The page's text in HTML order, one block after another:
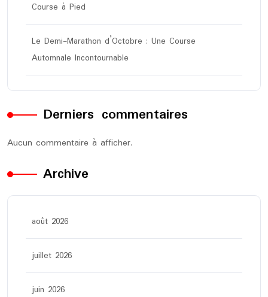
Course à Pied
Le Demi-Marathon d’Octobre : Une Course
Automnale Incontournable
Derniers commentaires
Aucun commentaire à afficher.
Archive
août 2026
juillet 2026
juin 2026